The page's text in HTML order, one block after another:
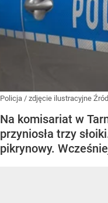
Policja / zdjęcie ilustracyjne
Na komisariat w
przyniosła trzy
pikrynowy.